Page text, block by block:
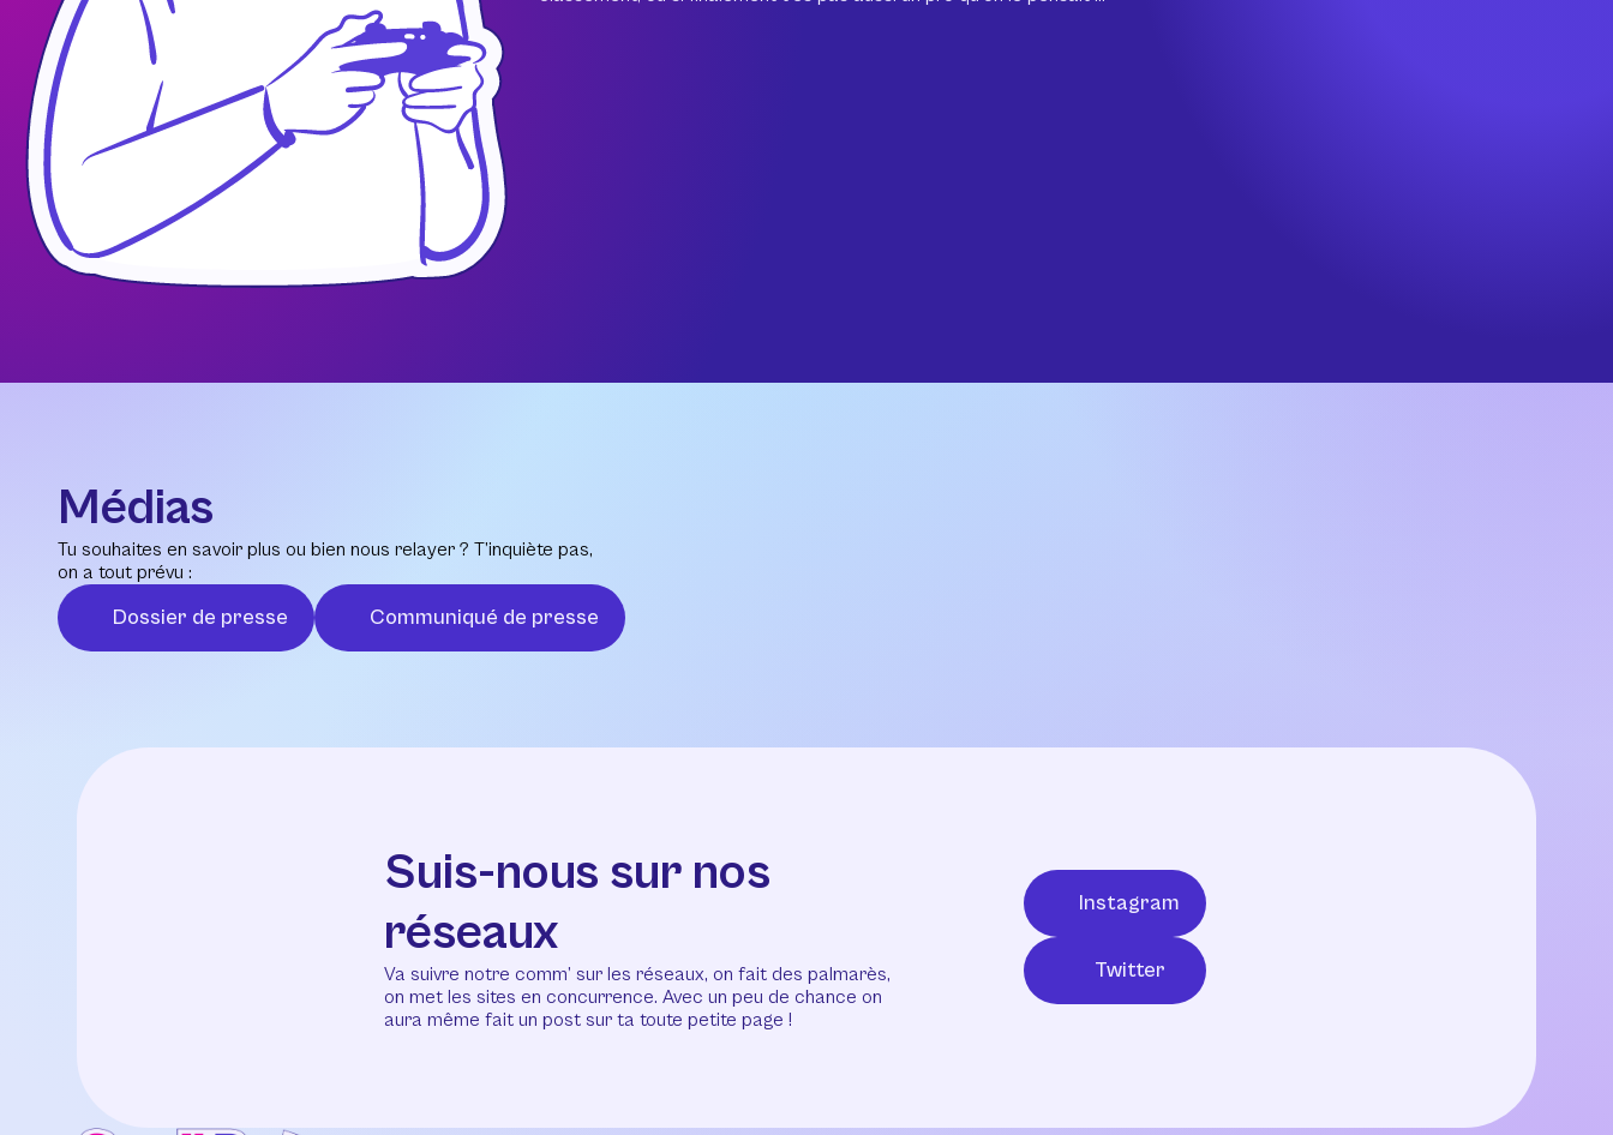
Médias
Tu souhaites en savoir plus ou bien nous relayer ? T’inquiète pas,
on a tout prévu :
Dossier de presse Communiqué de presse
Suis-nous sur nos
réseaux
Va suivre notre comm’ sur les réseaux, on fait des palmarès,
on met les sites en concurrence. Avec un peu de chance on
aura même fait un post sur ta toute petite page !
Instagram
Twitter